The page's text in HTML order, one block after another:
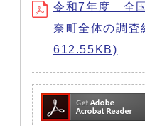
令和7年度 全
奈町全体の調査
612.55KB)